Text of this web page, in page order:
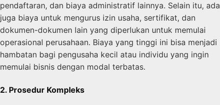
pendaftaran, dan biaya administratif lainnya. Selain itu, ada
juga biaya untuk mengurus izin usaha, sertifikat, dan
dokumen-dokumen lain yang diperlukan untuk memulai
operasional perusahaan. Biaya yang tinggi ini bisa menjadi
hambatan bagi pengusaha kecil atau individu yang ingin
memulai bisnis dengan modal terbatas.
2. Prosedur Kompleks